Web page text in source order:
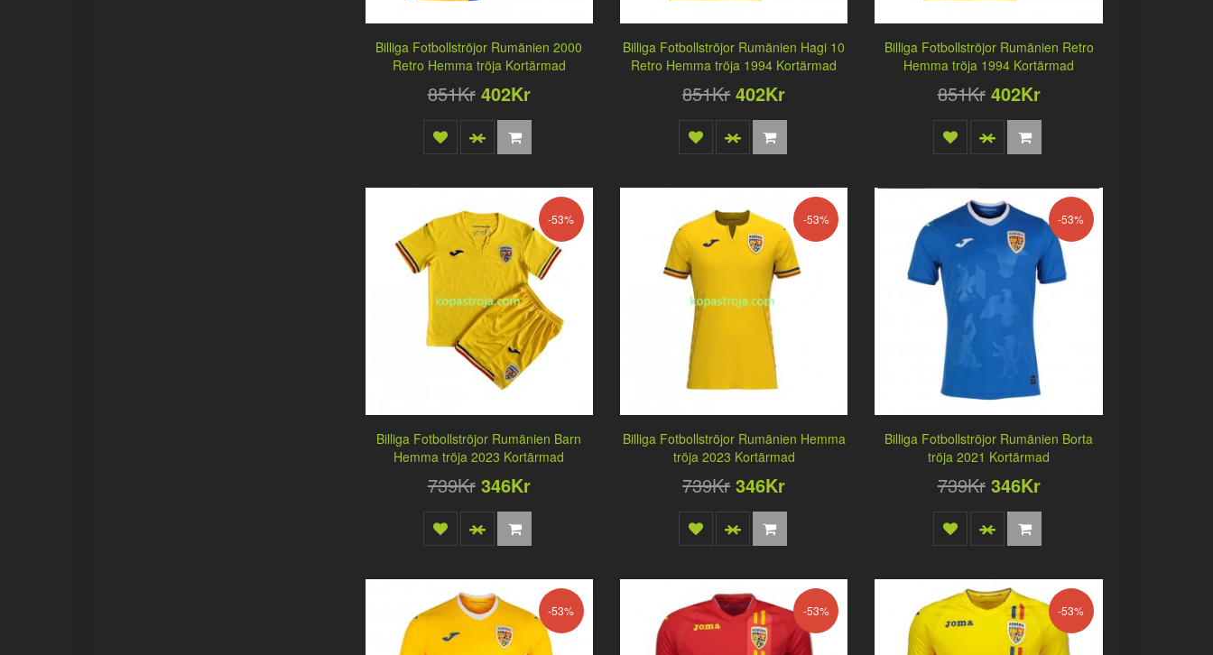
Billiga Fotbollströjor Rumänien 2000
Retro Hemma tröja Kortärmad
851Kr 402Kr
Billiga Fotbollströjor Rumänien Hagi 10
Retro Hemma tröja 1994 Kortärmad
851Kr 402Kr
Billiga Fotbollströjor Rumänien Retro
Hemma tröja 1994 Kortärmad
851Kr 402Kr
-53%
Billiga Fotbollströjor Rumänien Barn
Hemma tröja 2023 Kortärmad
739Kr 346Kr
-53%
Billiga Fotbollströjor Rumänien Hemma
tröja 2023 Kortärmad
739Kr 346Kr
-53%
Billiga Fotbollströjor Rumänien Borta
tröja 2021 Kortärmad
739Kr 346Kr
-53% -53% -53%